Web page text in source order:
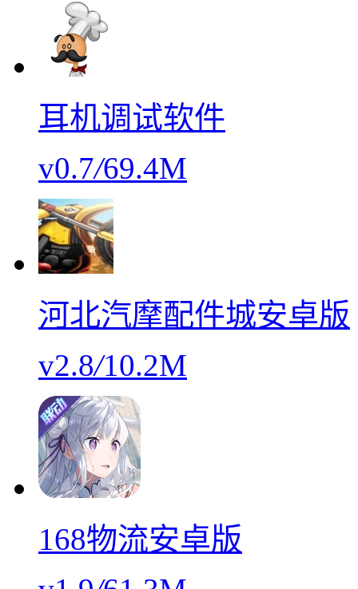
耳机调试软件
v0.7/69.4M
河北汽摩配件城安卓版
v2.8/10.2M
168物流安卓版